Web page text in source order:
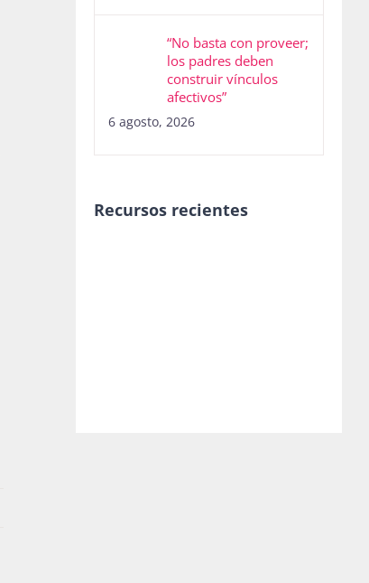
“No basta con proveer;
los padres deben
construir vínculos
afectivos”
6 agosto, 2026
Recursos recientes